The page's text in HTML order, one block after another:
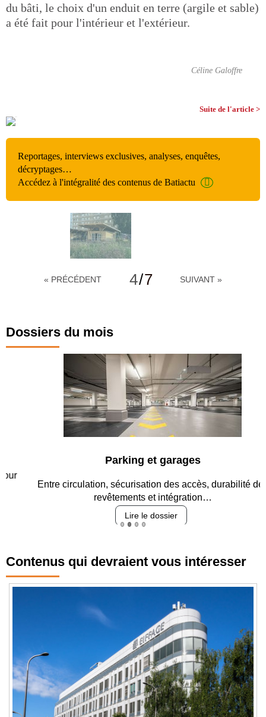
du bâti, le choix d'un enduit en terre (argile et sable)
a été fait pour l'intérieur et l'extérieur.
Céline Galoffre
Suite de l'article >
Reportages, interviews exclusives, analyses, enquêtes,
décryptages…
Accédez à l'intégralité des contenus de Batiactu
« PRÉCÉDENT 4/7 SUIVANT »
Dossiers du mois
Parking et garages
Entre circulation, sécurisation des accès, durabilité des
revêtements et intégration…
Lire le dossier
Contenus qui devraient vous intéresser